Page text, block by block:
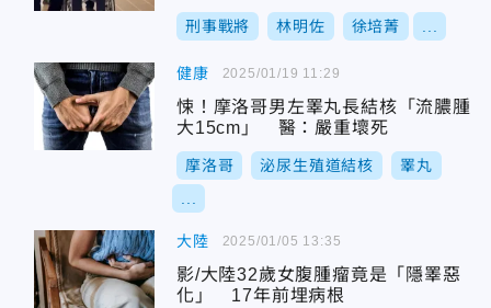
刑事戰將 林明佐 徐培菁
健康
悚！摩洛哥男左睪丸長結核「流膿腫
大15cm」 醫：嚴重壞死
摩洛哥 泌尿生殖道結核 睪丸
2025/01/19 11:29
大陸
影/大陸32歲女腹腫瘤竟是「隱睪惡
化」 17年前埋病根
2025/01/05 13:35